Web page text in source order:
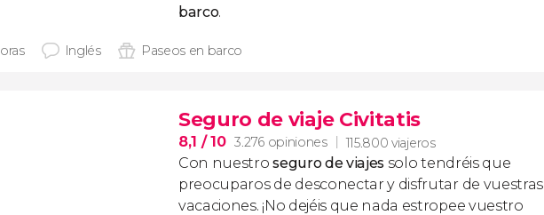
barco.
Inglés Paseos en barco
Seguro de viaje Civitatis
8,1 / 10 3.276 opiniones 115.800 viajeros
Con nuestroseguro de viajes solo tendréis que
preocuparos de desconectar y disfrutar de vuestras
vacaciones. ¡No dejéis que nada estropee vuestro